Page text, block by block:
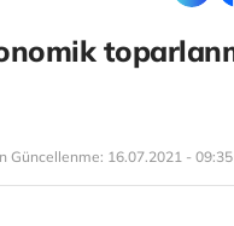
Güncellenme: 16.07.2021 - 09:35